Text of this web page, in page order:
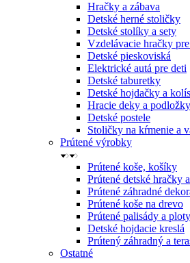
Hračky a zábava
Detské herné stoličky
Detské stolíky a sety
Vzdelávacie hračky
Detské pieskoviská
Elektrické autá pre deti
Detské taburetky
Detské hojdačky a
Hracie deky a podložky
Detské postele
Stoličky na kŕmenie a
Prútené výrobky
Prútené koše, košíky
Prútené detské hračky
Prútené záhradné
Prútené koše na drevo
Prútené palisády a ploty
Detské hojdacie kreslá
Prútený záhradný a
Ostatné